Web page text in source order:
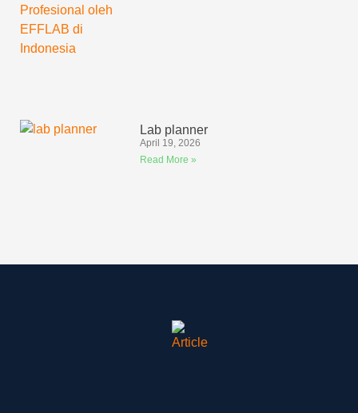
Lab planner
April 19, 2026
Read More »